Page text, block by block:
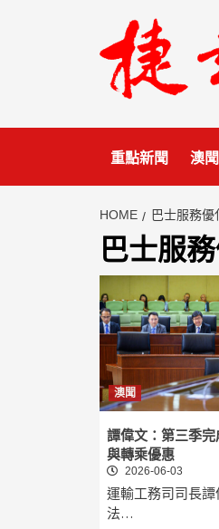
重點新聞 澳聞
HOME 巴士服務優
巴士服
澳聞
譚偉文：第三季
與轉乘優惠
2026-06-03
運輸工務司司長
法…